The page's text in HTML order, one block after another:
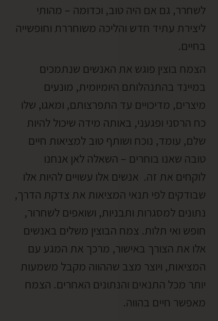
לשחרר, גם אם היה טוב, וכדומה – מהותי
ליצירת עתיד חדש והליכה משוחררת וחופשייה
בחיים.
הצמח בוצין פוגש את האנשים שנתמכים
במיינד בהתנהלותם היומיומית, מונעים
מיצרים, מדיכויים עד התפרצותם, ומאגו, שלו
כח הרסני ופגעני, באותה מידה שיכול להיות
שלם, עומד, נוכח ושותף טוב למציאות חיים
טובה שאנו בוחרים – השאלה לאן אנחנו
לוקחים את זה. אנשים אלו עשויים להיות אלו
שבודקים לפי תנאי המציאות את צדקת הדרך,
נתונים למסגרות ותבניות, ושואפים לשחרור,
חופש ואי תלות. צמח הבוצין משלים באנשים
אלו את הצורך באישור, מרכך את המגע עם
המציאות, ויוצר מצב שההווה מקבל משמעות
יותר מכל התנאים והנתונים האחרים. הצמח
מאפשר חיים בהווה.